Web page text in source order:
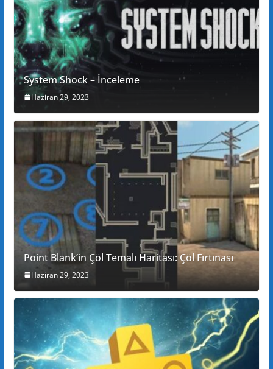
System Shock – İnceleme
Haziran 29, 2023
Point Blank’in Çöl Temalı Haritası: Çöl Fırtınası
Haziran 29, 2023